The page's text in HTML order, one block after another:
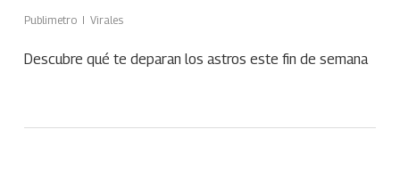
Publimetro Virales
Descubre qué te deparan los astros este fin de semana